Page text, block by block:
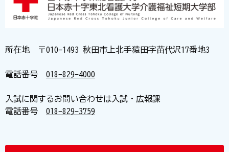
所在地 〒010-1493 秋田市上北手猿田字苗代沢17番地3
電話番号 018-829-4000
入試に関するお問い合わせは入試・広報課
電話番号 018-829-3759